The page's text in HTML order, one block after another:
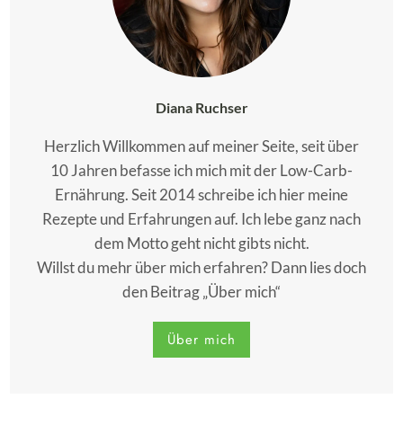
Diana Ruchser
Herzlich Willkommen auf meiner Seite, seit über
10 Jahren befasse ich mich mit der Low-Carb-
Ernährung. Seit 2014 schreibe ich hier meine
Rezepte und Erfahrungen auf. Ich lebe ganz nach
dem Motto geht nicht gibts nicht.
Willst du mehr über mich erfahren? Dann lies doch
den Beitrag „Über mich“
Über mich